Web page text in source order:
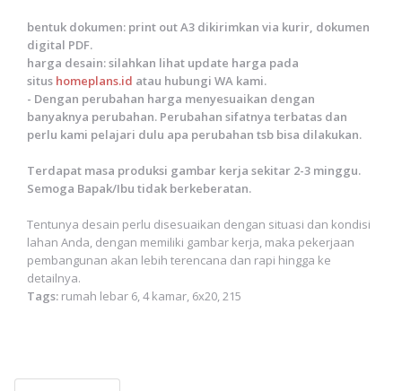
bentuk dokumen: print out A3 dikirimkan via kurir, dokumen
digital PDF.
harga desain: silahkan lihat update harga pada
situs homeplans.id atau hubungi WA kami.
- Dengan perubahan harga menyesuaikan dengan
banyaknya perubahan. Perubahan sifatnya terbatas dan
perlu kami pelajari dulu apa perubahan tsb bisa dilakukan.
Terdapat masa produksi gambar kerja sekitar 2-3 minggu.
Semoga Bapak/Ibu tidak berkeberatan.
Tentunya desain perlu disesuaikan dengan situasi dan kondisi
lahan Anda, dengan memiliki gambar kerja, maka pekerjaan
pembangunan akan lebih terencana dan rapi hingga ke
detailnya.
Tags: rumah lebar 6, 4 kamar, 6x20, 215